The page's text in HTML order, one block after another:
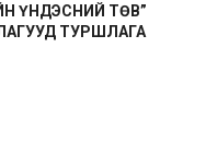
ҮНДЭСНИЙ ТӨВ”
ТУРШЛАГА